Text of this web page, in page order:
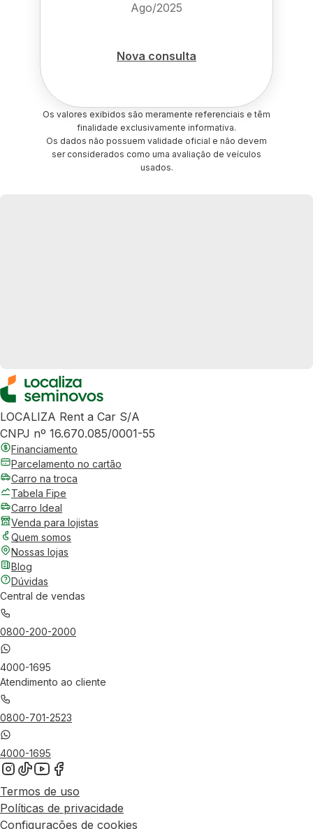
Ago/2025
Nova consulta
Os valores exibidos são meramente referenciais e têm
finalidade exclusivamente informativa.
Os dados não possuem validade oficial e não devem
ser considerados como uma avaliação de veículos
usados.
LOCALIZA Rent a Car S/A
CNPJ nº 16.670.085/0001-55
Financiamento
Parcelamento no cartão
Carro na troca
Tabela Fipe
Carro Ideal
Venda para lojistas
Quem somos
Nossas lojas
Blog
Dúvidas
Central de vendas
0800-200-2000
4000-1695
Atendimento ao cliente
0800-701-2523
4000-1695
Termos de uso
Políticas de privacidade
Configurações de cookies